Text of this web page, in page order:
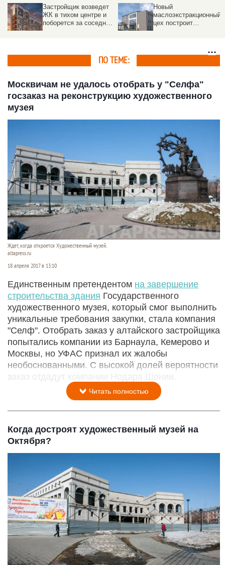
Новый
маслоэкстракционный
цех построит
Так или не так. За
проект элитного дома
на месте
ПО ТЕМЕ:
Москвичам не удалось отобрать у "Селфа"
госзаказ на реконструкцию художественного
музея
Ждет, когда откроется Художественный музей.
altapress.ru
18 апреля 2017 в 13:10
Единственным претендентом на завершение
строительства здания Государственного
художественного музея, который смог выполнить
уникальные требования закупки, стала компания
"Селф". Отобрать заказ у алтайского застройщика
попытались компании из Барнаула, Кемерово и
Москвы, но УФАС признал их жалобы
необоснованными. С высокой долей вероятности
заказ отдадут компании Нодара Шонии.
Читать полностью
Когда достроят художественный музей на
Октября?